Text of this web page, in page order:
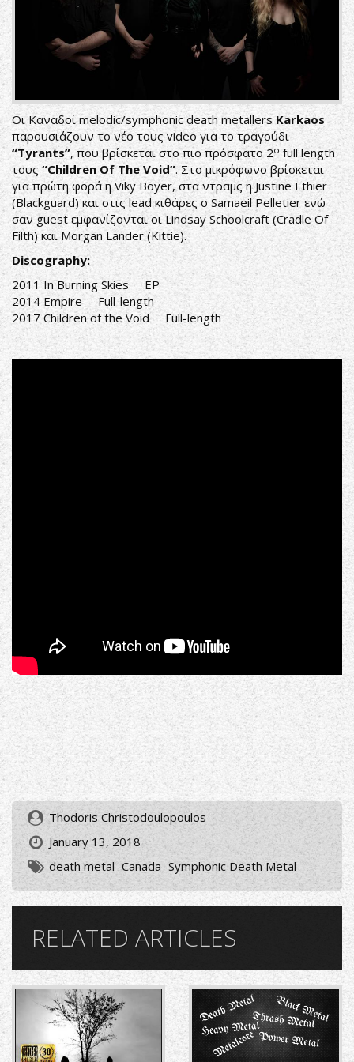
Οι Καναδοί melodic/symphonic death metallers Karkaos
παρουσιάζουν το νέο τους video για το τραγούδι
“Tyrants”, που βρίσκεται στο πιο πρόσφατο 2οfull length
τους “Children Of The Void”. Στο μικρόφωνο βρίσκεται
για πρώτη φορά η Viky Boyer, στα ντραμς η Justine Ethier
(Blackguard) και στις lead κιθάρες ο Samaeil Pelletier ενώ
σαν guest εμφανίζονται οι Lindsay Schoolcraft (Cradle Of
Filth) και Morgan Lander (Kittie).
Discography:
2011 In Burning Skies EP
2014 Empire Full-length
2017 Children of the Void Full-length
Thodoris Christodoulopoulos
January 13, 2018
death metal Canada Symphonic Death Metal
RELATED ARTICLES